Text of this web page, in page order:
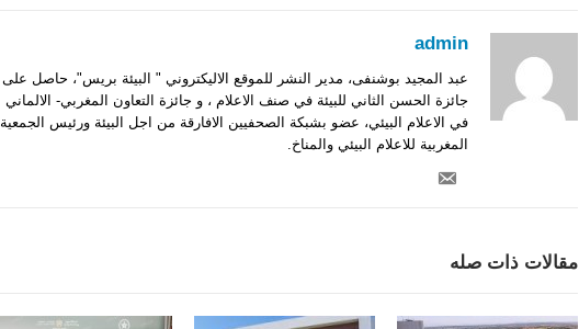
admin
عبد المجيد بوشنفى، مدير النشر للموقع الاليكتروني " البيئة بريس"، حاصل على
جائزة الحسن الثاني للبيئة في صنف الاعلام ، و جائزة التعاون المغربي- الالماني
في الاعلام البيئي، عضو بشبكة الصحفيين الافارقة من اجل البيئة ورئيس الجمعية
المغربية للاعلام البيئي والمناخ.
مقالات ذات صله